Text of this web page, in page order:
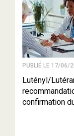
PUBLIÉ LE 17/06/
Lutényl/
confirmation